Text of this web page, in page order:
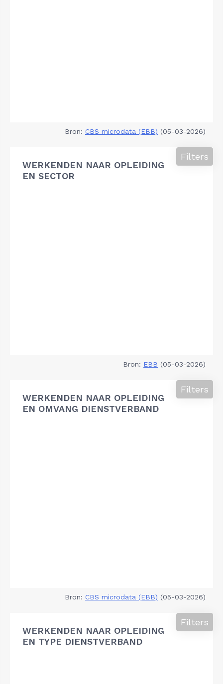
Bron: CBS microdata (EBB) (05-03-2026)
WERKENDEN NAAR OPLEIDING
EN SECTOR
Filters
Bron: EBB (05-03-2026)
WERKENDEN NAAR OPLEIDING
EN OMVANG DIENSTVERBAND
Filters
Bron: CBS microdata (EBB) (05-03-2026)
WERKENDEN NAAR OPLEIDING
EN TYPE DIENSTVERBAND
Filters